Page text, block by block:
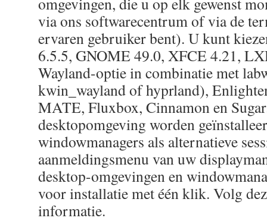
via ons softwarecentrum of via de
ervaren gebruiker bent). U kunt
6.5.5, GNOME 49.0, XFCE 4.21,
Wayland-optie in combinatie met
kwin_wayland of hyprland),
MATE, Fluxbox, Cinnamon en
desktopomgeving worden
windowmanagers als alternatieve
aanmeldingsmenu van uw
desktop-omgevingen en
voor installatie met één klik. Volg
informatie.